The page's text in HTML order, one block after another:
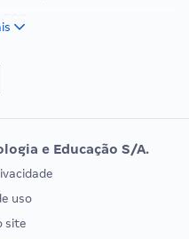
Vunesp
EXAME DE ORDEM
e Educação S/A.
uso
site